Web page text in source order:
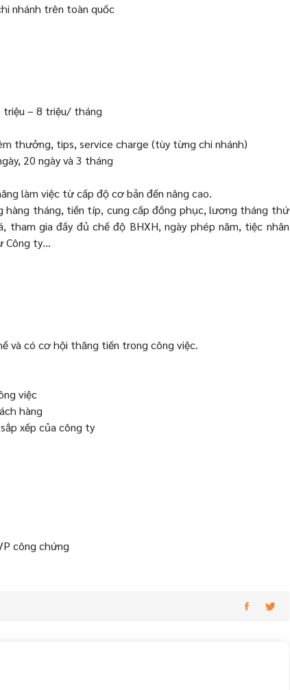
nhánh trên toàn quốc
triệu – 8 triệu/ tháng
thưởng, tips, service charge (tùy từng chi nhánh)
20 ngày và 3 tháng
làm việc từ cấp độ cơ bản đến nâng cao.
tháng, tiền típ, cung cấp đồng phục, lương tháng thứ
tham gia đầy đủ chế độ BHXH, ngày phép năm, tiệc nhân
Công ty…
và có cơ hội thăng tiến trong công việc.
việc
hàng
xếp của công ty
công chứng